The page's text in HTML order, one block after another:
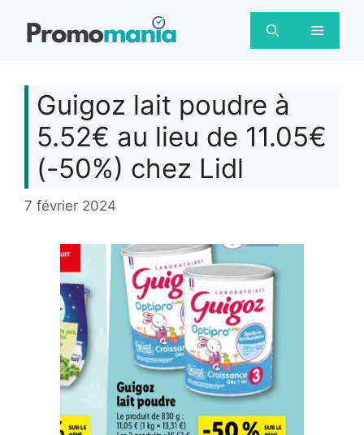
Menu
Guigoz lait poudre à
5.52€ au lieu de 11.05€
(-50%) chez Lidl
7 février 2024